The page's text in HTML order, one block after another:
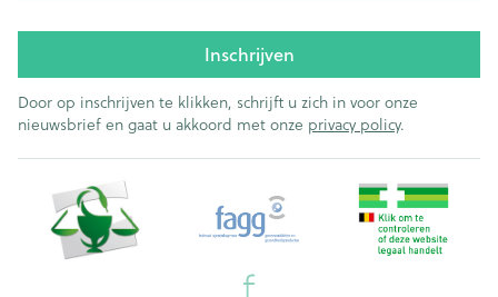
Inschrijven
Door op inschrijven te klikken, schrijft u zich in voor onze
nieuwsbrief en gaat u akkoord met onze privacy policy.